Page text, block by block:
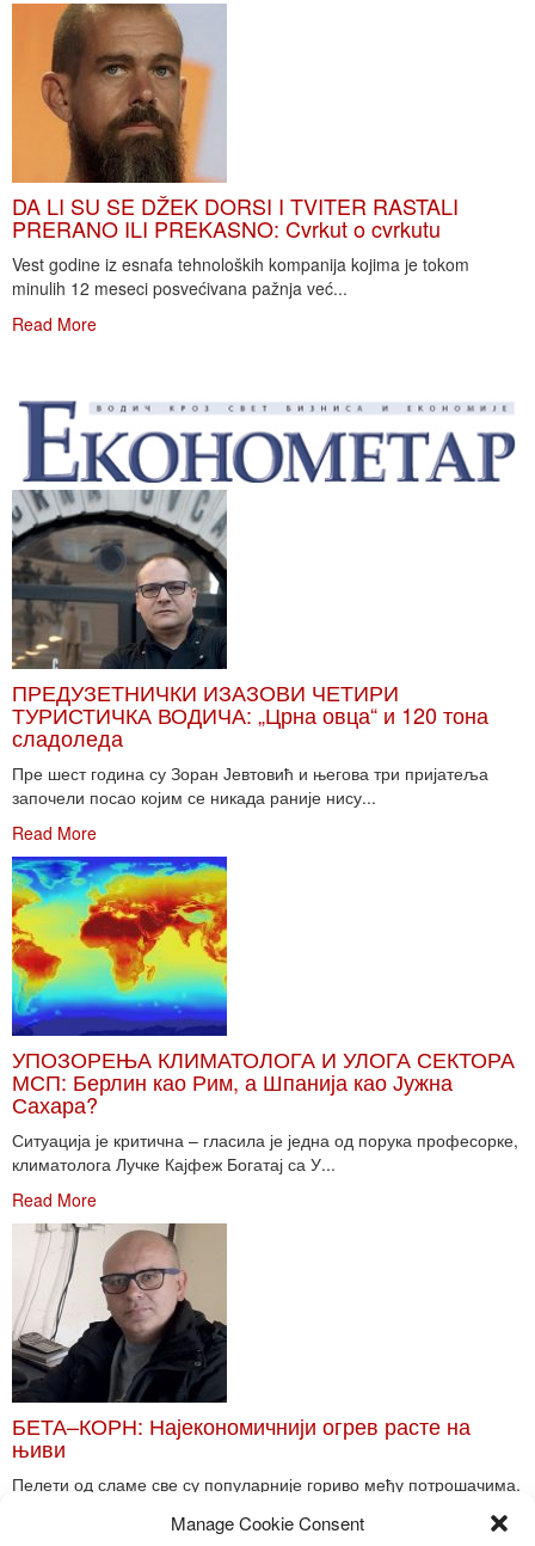
Manage Cookie Consent
DA LI SU SE DŽEK DORSI I TVITER RASTALI
PRERANO ILI PREKASNO: Cvrkut o cvrkutu
Vest godine iz esnafa tehnoloških kompanija kojima je tokom
minulih 12 meseci posvećivana pažnja već...
Read More
ПРЕДУЗЕТНИЧКИ ИЗАЗОВИ ЧЕТИРИ
ТУРИСТИЧКА ВОДИЧА: „Црна овца“ и 120 тона
сладоледа
Пре шест година су Зоран Јевтовић и његова три пријатеља
започели посао којим се никада раније нису...
Read More
УПОЗОРЕЊА КЛИМАТОЛОГА И УЛОГА СЕКТОРА
МСП: Берлин као Рим, а Шпанија као Јужна
Сахара?
Ситуација је критична – гласила је једна од порука професорке,
климатолога Лучке Кајфеж Богатај са У...
Read More
БЕТА–КОРН: Најекономичнији огрев расте на
њиви
Пелети од сламе све су популарније гориво међу потрошачима.